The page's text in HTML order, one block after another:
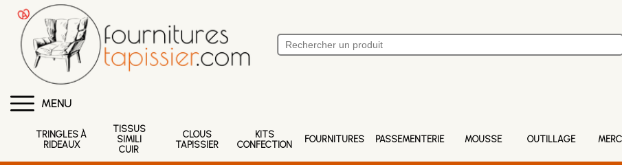
MENU
TRINGLES À
RIDEAUX
TISSUS
SIMILI
CUIR
CLOUS
TAPISSIER
KITS
CONFECTION
FOURNITURES PASSEMENTERIE MOUSSE OUTILLAGE